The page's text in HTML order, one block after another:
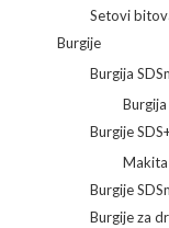
Setovi
Burgije
Burgija
Burgije
Makita
Burgije
Burgije za